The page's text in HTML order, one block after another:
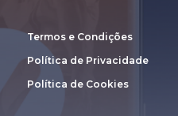
Termos e Condições
Política de Privacidade
Política de Cookies